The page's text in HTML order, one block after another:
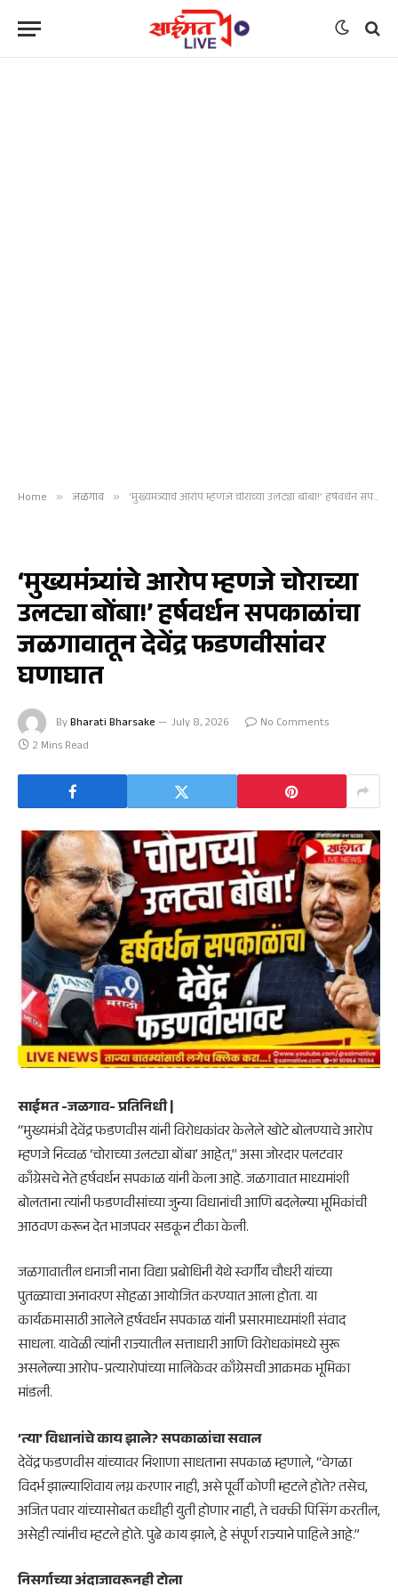
Home » जळगाव » ‘मुख्यमंत्र्यांचे आरोप म्हणजे चोराच्या उलट्या बोंबा!’ हर्षवर्धन सपकाळांचा जळगावातून देवेंद्र फडणवीसांवर घणाघात
‘मुख्यमंत्र्यांचे आरोप म्हणजे चोराच्या
उलट्या बोंबा!’ हर्षवर्धन सपकाळांचा
जळगावातून देवेंद्र फडणवीसांवर
घणाघात
ByBharati Bharsake July 8, 2026
No Comments
2 Mins Read
साईमत -जळगाव- प्रतिनिधी |
“मुख्यमंत्री देवेंद्र फडणवीस यांनी विरोधकांवर केलेले खोटे बोलण्याचे आरोप
म्हणजे निव्वळ ‘चोराच्या उलट्या बोंबा’ आहेत,” असा जोरदार पलटवार
काँग्रेसचे नेते हर्षवर्धन सपकाळ यांनी केला आहे. जळगावात माध्यमांशी
बोलताना त्यांनी फडणवीसांच्या जुन्या विधानांची आणि बदलेल्या भूमिकांची
आठवण करून देत भाजपवर सडकून टीका केली.
​जळगावातील धनाजी नाना विद्या प्रबोधिनी येथे स्वर्गीय चौधरी यांच्या
पुतळ्याचा अनावरण सोहळा आयोजित करण्यात आला होता. या
कार्यक्रमासाठी आलेले हर्षवर्धन सपकाळ यांनी प्रसारमाध्यमांशी संवाद
साधला. यावेळी त्यांनी राज्यातील सत्ताधारी आणि विरोधकांमध्ये सुरू
असलेल्या आरोप-प्रत्यारोपांच्या मालिकेवर काँग्रेसची आक्रमक भूमिका
मांडली.
​’त्या’ विधानांचे काय झाले? सपकाळांचा सवाल
​देवेंद्र फडणवीस यांच्यावर निशाणा साधताना सपकाळ म्हणाले, “वेगळा
विदर्भ झाल्याशिवाय लग्न करणार नाही, असे पूर्वी कोणी म्हटले होते? तसेच,
अजित पवार यांच्यासोबत कधीही युती होणार नाही, ते चक्की पिसिंग करतील,
असेही त्यांनीच म्हटले होते. पुढे काय झाले, हे संपूर्ण राज्याने पाहिले आहे.”
​निसर्गाच्या अंदाजावरूनही टोला